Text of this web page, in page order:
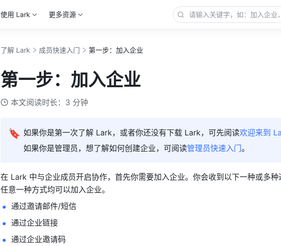
使用 Lark 更多资源
了解 Lark 成员快速入门 第一步：加入企业
第一步：加入企业
本文阅读时长：3 分钟
🔖 如果你是第一次了解 Lark，或者你还没有下载 Lark，可先阅读欢迎来到
如果你是管理员，想了解如何创建企业，可阅读管理员快速入门。
在 Lark 中与企业成员开启协作，首先你需要加入企业。你会收到以下一种或多种
任意一种方式均可以加入企业。
通过邀请邮件/短信
通过企业链接
通过企业邀请码